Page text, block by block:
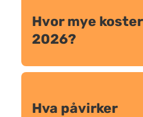
Hvor mye
2026?
Hva påvirker